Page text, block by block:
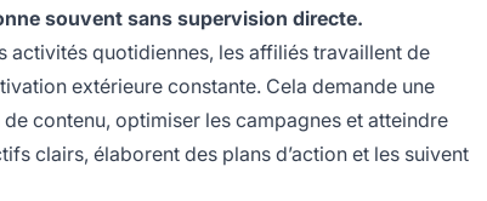
souvent sans supervision directe.
activités quotidiennes, les affiliés travaillent de
extérieure constante. Cela demande une
contenu, optimiser les campagnes et atteindre
clairs, élaborent des plans d’action et les suivent